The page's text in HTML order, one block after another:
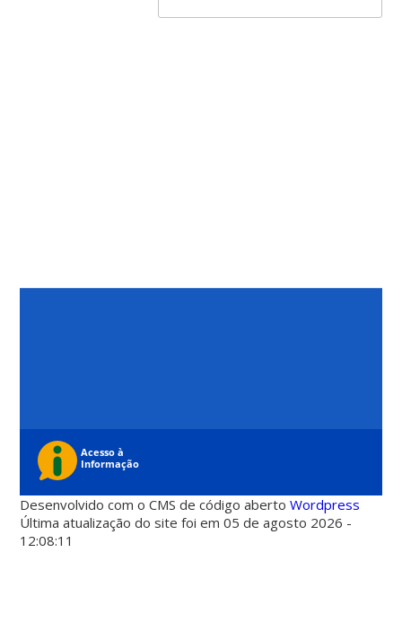
Desenvolvido com o CMS de código abertoWordpress
Última atualização do site foi em 05 de agosto 2026 -
12:08:11